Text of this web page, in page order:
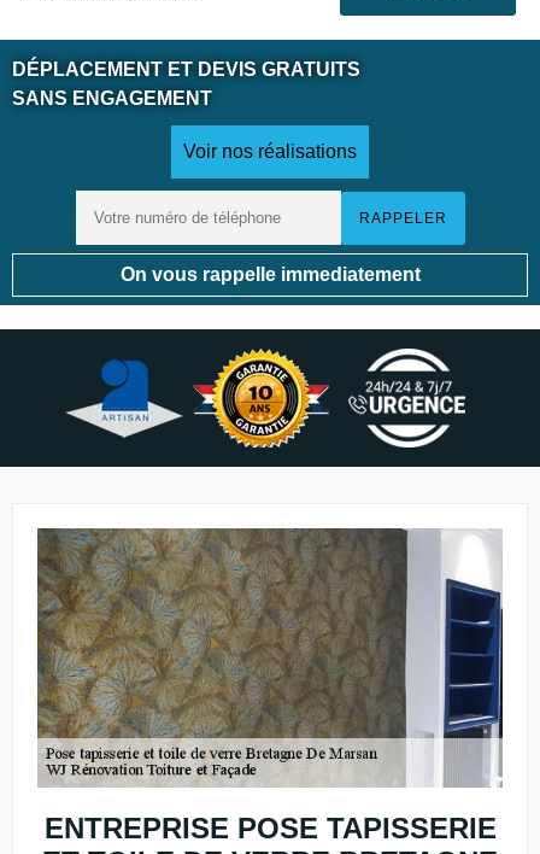
DÉPLACEMENT ET DEVIS GRATUITS
SANS ENGAGEMENT
Voir nos réalisations
On vous rappelle immediatement
ENTREPRISE POSE TAPISSERIE